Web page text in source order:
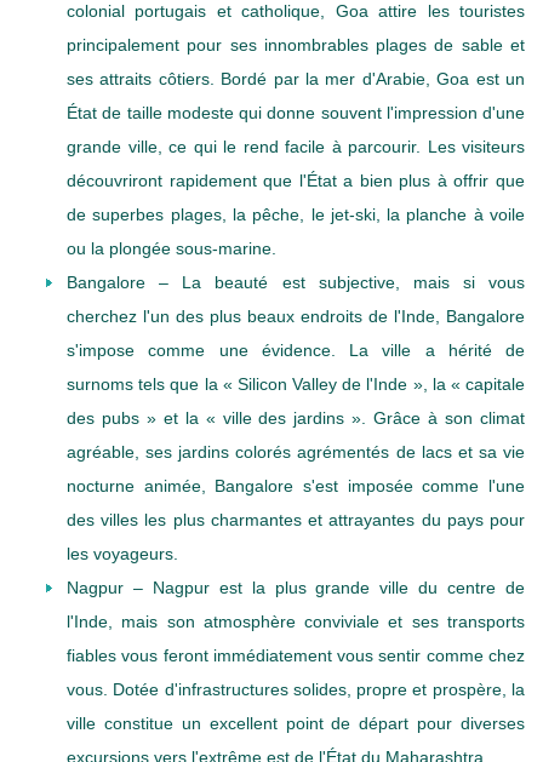
colonial portugais et catholique, Goa attire les touristes
principalement pour ses innombrables plages de sable et
ses attraits côtiers. Bordé par la mer d'Arabie, Goa est un
État de taille modeste qui donne souvent l'impression d'une
grande ville, ce qui le rend facile à parcourir. Les visiteurs
découvriront rapidement que l'État a bien plus à offrir que
de superbes plages, la pêche, le jet-ski, la planche à voile
ou la plongée sous-marine.
Bangalore – La beauté est subjective, mais si vous
cherchez l'un des plus beaux endroits de l'Inde, Bangalore
s'impose comme une évidence. La ville a hérité de
surnoms tels que la « Silicon Valley de l'Inde », la « capitale
des pubs » et la « ville des jardins ». Grâce à son climat
agréable, ses jardins colorés agrémentés de lacs et sa vie
nocturne animée, Bangalore s'est imposée comme l'une
des villes les plus charmantes et attrayantes du pays pour
les voyageurs.
Nagpur – Nagpur est la plus grande ville du centre de
l'Inde, mais son atmosphère conviviale et ses transports
fiables vous feront immédiatement vous sentir comme chez
vous. Dotée d'infrastructures solides, propre et prospère, la
ville constitue un excellent point de départ pour diverses
excursions vers l'extrême est de l'État du Maharashtra.